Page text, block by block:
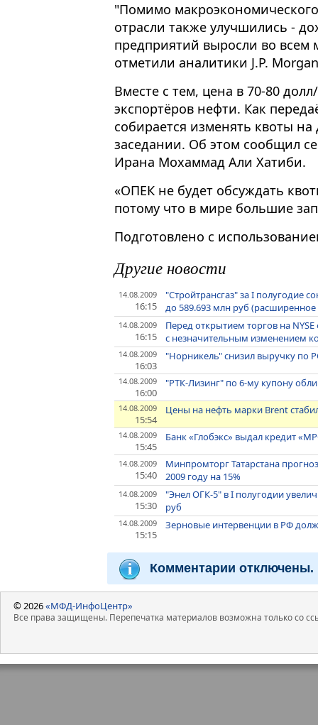
"Помимо
отрасли также улучшились -
предприятий выросли во всем
отметили аналитики J.P.
Вместе с тем, цена в 70-80
экспортёров нефти. Как
собирается изменять квоты
заседании. Об этом сообщил
Ирана Мохаммад Али Хатиби.
«ОПЕК не будет обсуждать
потому что в мире большие
Подготовлено с
Другие новости
14.08.2009
16:15
"Стройтрансгаз" за I полугодие
до 589.693 млн руб
14.08.2009
16:15
Перед открытием торгов на
с незначительным изменением
14.08.2009
16:03
"Норникель" снизил выручку по
14.08.2009
16:00
"РТК-Лизинг" по 6-му купону
14.08.2009
15:54
Цены на нефть марки Brent
14.08.2009
15:45
Банк «Глобэкс» выдал кредит
14.08.2009
15:40
Минпромторг Татарстана
2009 году на 15%
14.08.2009
15:30
"Энел ОГК-5" в I полугодии
руб
14.08.2009
15:15
Зерновые интервенции в РФ
Комментарии отключены.
© 2026«МФД-ИнфоЦентр»
Все права защищены. Перепечатка материалов возможна только со